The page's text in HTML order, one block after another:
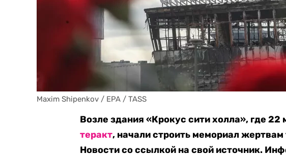
Maxim Shipenkov / EPA / TASS
Возле здания «Крокус сити холла», где
теракт, начали строить мемориал
Новости со ссылкой на свой источник.